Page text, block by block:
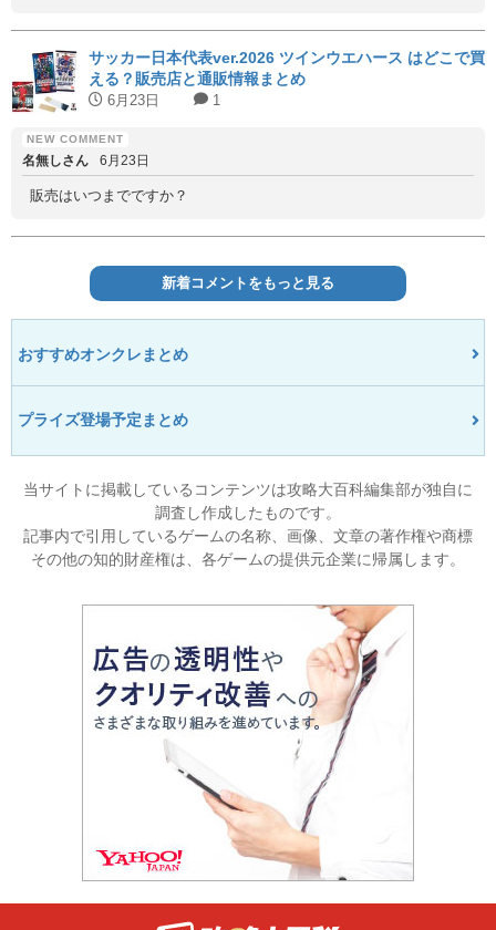
サッカー日本代表ver.2026 ツインウエハース はどこで買
える？販売店と通販情報まとめ
6月23日 1
名無しさん 6月23日
販売はいつまでですか？
新着コメントをもっと見る
おすすめオンクレまとめ
プライズ登場予定まとめ
当サイトに掲載しているコンテンツは攻略大百科編集部が独自に
調査し作成したものです。
記事内で引用しているゲームの名称、画像、文章の著作権や商標
その他の知的財産権は、各ゲームの提供元企業に帰属します。